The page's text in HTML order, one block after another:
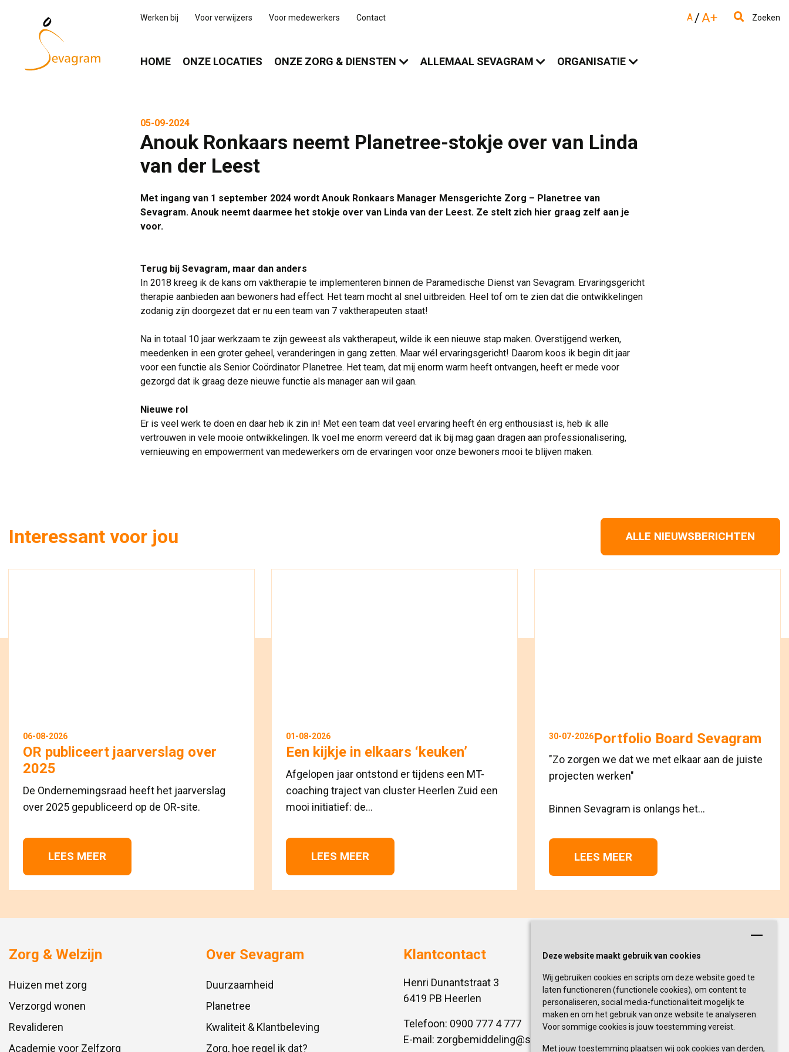
Deze website maakt gebruik van cookies
Wij gebruiken cookies en scripts om deze website goed te
laten functioneren (functionele cookies), om content te
personaliseren, social media-functionaliteit mogelijk te
maken en om het gebruik van onze website te analyseren.
Voor sommige cookies is jouw toestemming vereist.
Met jouw toestemming plaatsen wij ook cookies van derden,
Werken bij Voor verwijzers Voor medewerkers Contact A /A+ Zoeken
HOME ONZE LOCATIES ONZE ZORG & DIENSTEN ALLEMAAL SEVAGRAM ORGANISATIE
05-09-2024
Anouk Ronkaars neemt Planetree-stokje over van Linda
van der Leest
Met ingang van 1 september 2024 wordt Anouk Ronkaars Manager Mensgerichte Zorg – Planetree van
Sevagram. Anouk neemt daarmee het stokje over van Linda van der Leest. Ze stelt zich hier graag zelf aan je
voor.
Terug bij Sevagram, maar dan anders
In 2018 kreeg ik de kans om vaktherapie te implementeren binnen de Paramedische Dienst van Sevagram. Ervaringsgericht
therapie aanbieden aan bewoners had effect. Het team mocht al snel uitbreiden. Heel tof om te zien dat die ontwikkelingen
zodanig zijn doorgezet dat er nu een team van 7 vaktherapeuten staat!
Na in totaal 10 jaar werkzaam te zijn geweest als vaktherapeut, wilde ik een nieuwe stap maken. Overstijgend werken,
meedenken in een groter geheel, veranderingen in gang zetten. Maar wél ervaringsgericht! Daarom koos ik begin dit jaar
voor een functie als Senior Coördinator Planetree. Het team, dat mij enorm warm heeft ontvangen, heeft er mede voor
gezorgd dat ik graag deze nieuwe functie als manager aan wil gaan.
Nieuwe rol
Er is veel werk te doen en daar heb ik zin in! Met een team dat veel ervaring heeft én erg enthousiast is, heb ik alle
vertrouwen in vele mooie ontwikkelingen. Ik voel me enorm vereerd dat ik bij mag gaan dragen aan professionalisering,
vernieuwing en empowerment van medewerkers om de ervaringen voor onze bewoners mooi te blijven maken.
Interessant voor jou ALLE NIEUWSBERICHTEN
06-08-2026
OR publiceert jaarverslag over
2025
De Ondernemingsraad heeft het jaarverslag
over 2025 gepubliceerd op de OR-site.
LEES MEER
01-08-2026
Een kijkje in elkaars ‘keuken’
Afgelopen jaar ontstond er tijdens een MT-
coaching traject van cluster Heerlen Zuid een
mooi initiatief: de...
LEES MEER
30-07-2026Portfolio Board Sevagram
"Zo zorgen we dat we met elkaar aan de juiste
projecten werken"
Binnen Sevagram is onlangs het...
LEES MEER
Zorg & Welzijn
Huizen met zorg
Verzorgd wonen
Revalideren
Academie voor Zelfzorg
Over Sevagram
Duurzaamheid
Planetree
Kwaliteit & Klantbeleving
Zorg, hoe regel ik dat?
Klantcontact
Henri Dunantstraat 3
6419 PB Heerlen
Telefoon: 0900 777 4 777
E-mail: zorgbemiddeling@sevagram.nl
Schrijf je nu in!
Blijf op de hoogte van de laatste
activiteiten en nieuwtjes met onze
nieuwsbrief